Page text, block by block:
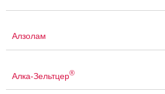
Алзолам
Алка-Зельтцер®